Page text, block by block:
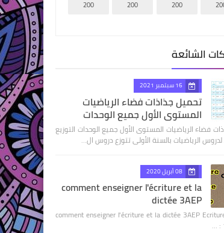
200
200
200
الشائعة
16 سبتمبر 2021
تحميل جذاذات فضاء الرياضيات
المستوى الأول جميع الوحدات
فضاء الرياضيات المستوى الأول جميع الوحدات التوزيع
الرياضيات بالسنة الأولى تتوزع دروس ال…
08 أبريل 2020
comment enseigner l'écriture et la
dictée 3AEP
comment enseigner l'écriture et la dictée 3AEP